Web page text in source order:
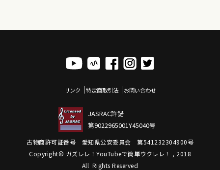
リンク 特定商取引法 お問い合わせ
JASRAC許諾
第9022965001Y45040号
古物商許可証番号 愛知県公安委員会 第541232304900号
Copyright© ガズレレ！YouTubeで簡単ウクレレ！ , 2018
All Rights Reserved